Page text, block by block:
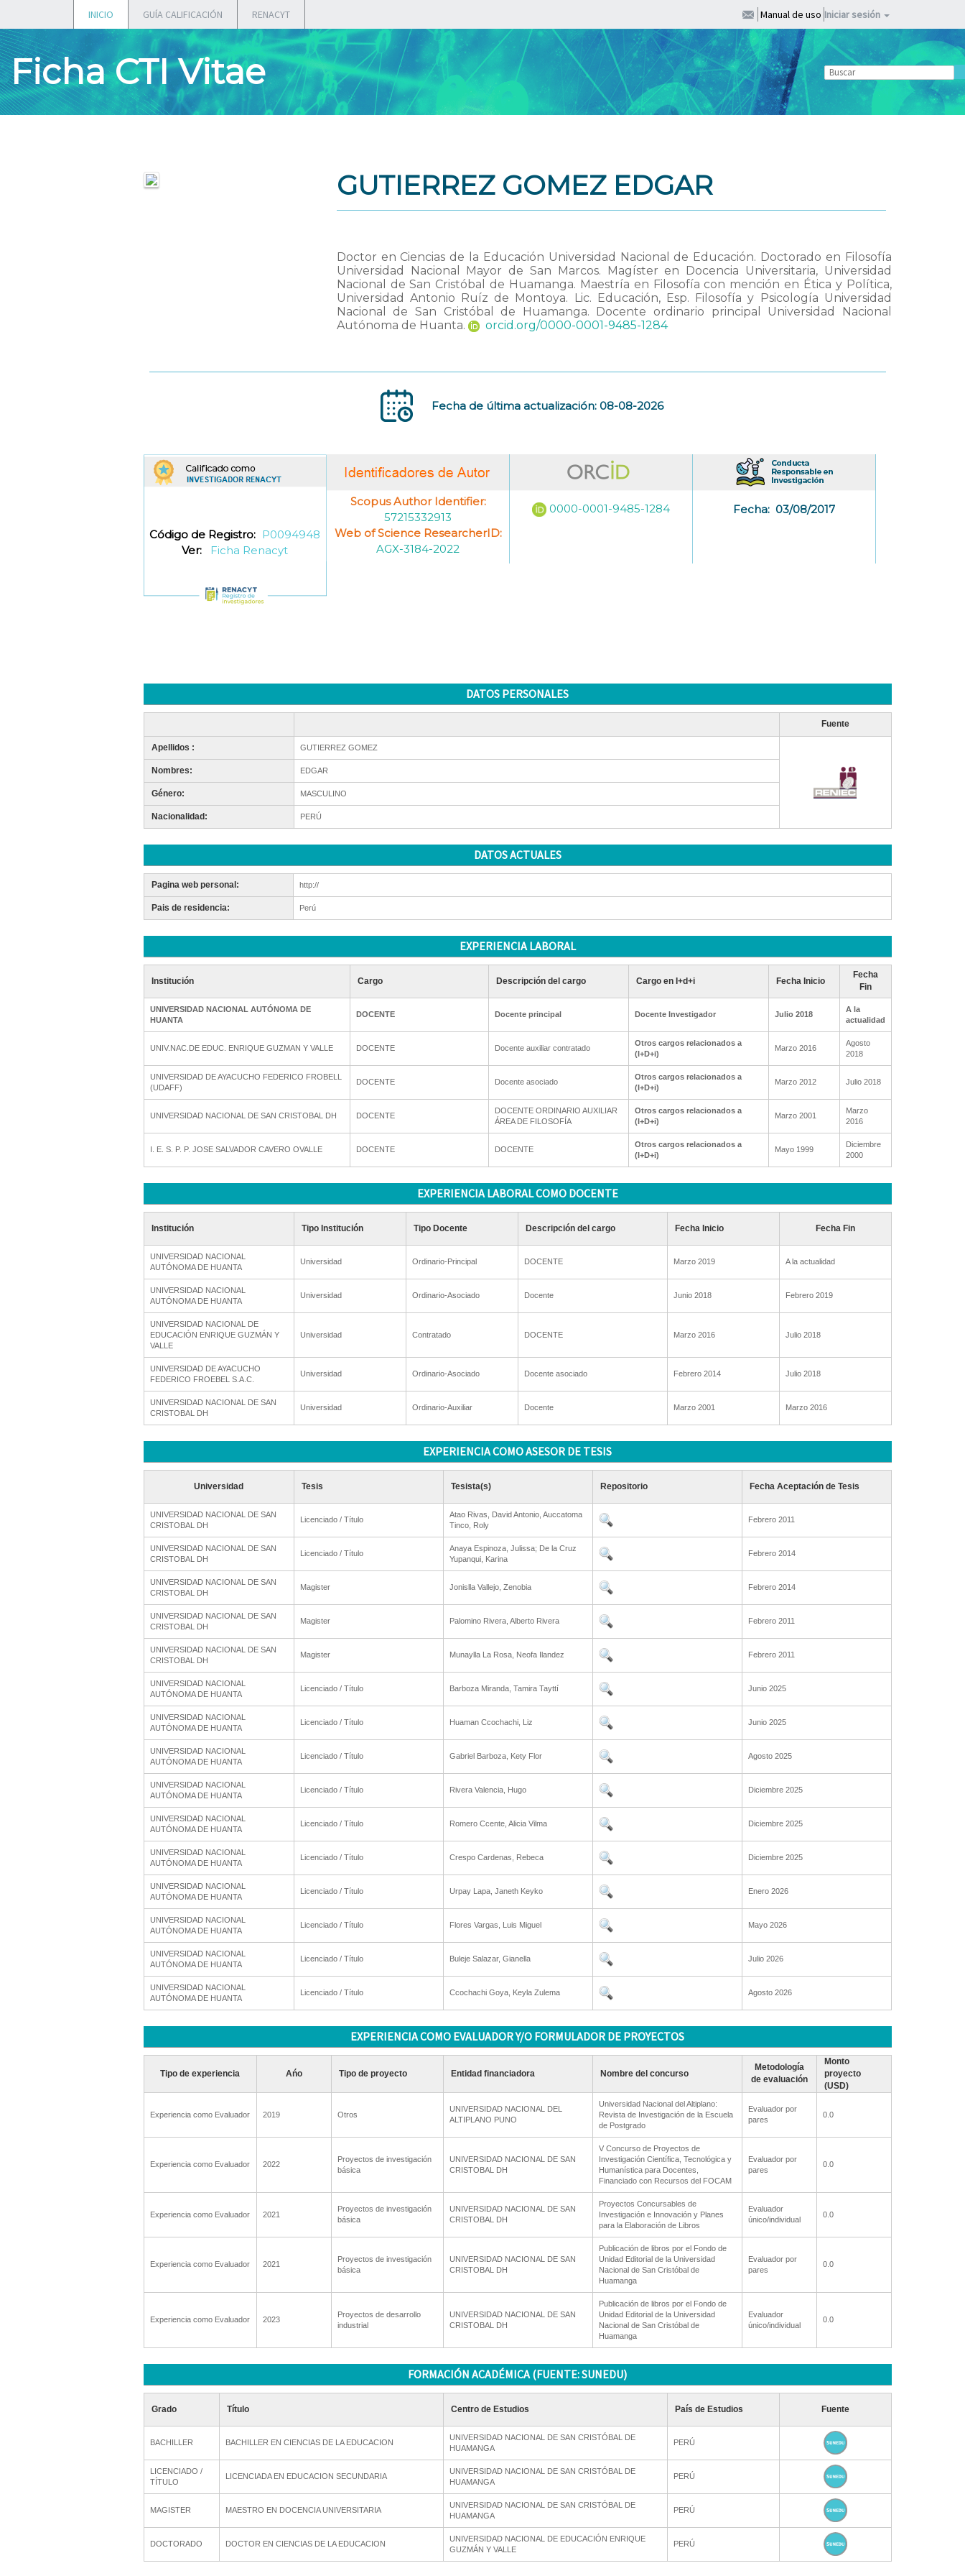
INICIO GUÍA CALIFICACIÓN RENACYT Manual de uso Iniciar sesión
Ficha CTI Vitae
GUTIERREZ GOMEZ EDGAR
Doctor en Ciencias de la Educación Universidad Nacional de Educación. Doctorado en Filosofía
Universidad Nacional Mayor de San Marcos. Magíster en Docencia Universitaria, Universidad
Nacional de San Cristóbal de Huamanga. Maestría en Filosofía con mención en Ética y Política,
Universidad Antonio Ruíz de Montoya. Lic. Educación, Esp. Filosofía y Psicología Universidad
Nacional de San Cristóbal de Huamanga. Docente ordinario principal Universidad Nacional
Autónoma de Huanta.
orcid.org/0000-0001-9485-1284
Fecha de última actualización: 08-08-2026
Código de Registro: P0094948
Ver:
Ficha Renacyt
Scopus Author Identifier:
57215332913
Web of Science ResearcherID:
AGX-3184-2022
0000-0001-9485-1284 Fecha: 03/08/2017
DATOS PERSONALES
Fuente
Apellidos : GUTIERREZ GOMEZ
Nombres: EDGAR
Género: MASCULINO
Nacionalidad: PERÚ
DATOS ACTUALES
Pagina web personal: http://
Pais de residencia: Perú
EXPERIENCIA LABORAL
Institución Cargo Descripción del cargo Cargo en I+d+i Fecha Inicio
Fecha
Fin
UNIVERSIDAD NACIONAL AUTÓNOMA DE
HUANTA
DOCENTE Docente principal Docente Investigador Julio 2018
A la
actualidad
UNIV.NAC.DE EDUC. ENRIQUE GUZMAN Y VALLE DOCENTE Docente auxiliar contratado
Otros cargos relacionados a
(I+D+i)
Marzo 2016
Agosto
2018
UNIVERSIDAD DE AYACUCHO FEDERICO FROBELL
(UDAFF)
DOCENTE Docente asociado
Otros cargos relacionados a
(I+D+i)
Marzo 2012 Julio 2018
UNIVERSIDAD NACIONAL DE SAN CRISTOBAL DH DOCENTE
DOCENTE ORDINARIO AUXILIAR
ÁREA DE FILOSOFÍA
Otros cargos relacionados a
(I+D+i)
Marzo 2001
Marzo
2016
I. E. S. P. P. JOSE SALVADOR CAVERO OVALLE DOCENTE DOCENTE
Otros cargos relacionados a
(I+D+i)
Mayo 1999
Diciembre
2000
EXPERIENCIA LABORAL COMO DOCENTE
Institución Tipo Institución Tipo Docente Descripción del cargo Fecha Inicio Fecha Fin
UNIVERSIDAD NACIONAL
AUTÓNOMA DE HUANTA
Universidad Ordinario-Principal DOCENTE Marzo 2019 A la actualidad
UNIVERSIDAD NACIONAL
AUTÓNOMA DE HUANTA
Universidad Ordinario-Asociado Docente Junio 2018 Febrero 2019
UNIVERSIDAD NACIONAL DE
EDUCACIÓN ENRIQUE GUZMÁN Y
VALLE
Universidad Contratado DOCENTE Marzo 2016 Julio 2018
UNIVERSIDAD DE AYACUCHO
FEDERICO FROEBEL S.A.C.
Universidad Ordinario-Asociado Docente asociado Febrero 2014 Julio 2018
UNIVERSIDAD NACIONAL DE SAN
CRISTOBAL DH
Universidad Ordinario-Auxiliar Docente Marzo 2001 Marzo 2016
EXPERIENCIA COMO ASESOR DE TESIS
Universidad Tesis Tesista(s) Repositorio Fecha Aceptación de Tesis
UNIVERSIDAD NACIONAL DE SAN
CRISTOBAL DH
Licenciado / Título
Atao Rivas, David Antonio, Auccatoma
Tinco, Roly
Febrero 2011
UNIVERSIDAD NACIONAL DE SAN
CRISTOBAL DH
Licenciado / Título
Anaya Espinoza, Julissa; De la Cruz
Yupanqui, Karina
Febrero 2014
UNIVERSIDAD NACIONAL DE SAN
CRISTOBAL DH
Magister Jonislla Vallejo, Zenobia Febrero 2014
UNIVERSIDAD NACIONAL DE SAN
CRISTOBAL DH
Magister Palomino Rivera, Alberto Rivera Febrero 2011
UNIVERSIDAD NACIONAL DE SAN
CRISTOBAL DH
Magister Munaylla La Rosa, Neofa Ilandez Febrero 2011
UNIVERSIDAD NACIONAL
AUTÓNOMA DE HUANTA
Licenciado / Título Barboza Miranda, Tamira Tayttí Junio 2025
UNIVERSIDAD NACIONAL
AUTÓNOMA DE HUANTA
Licenciado / Título Huaman Ccochachi, Liz Junio 2025
UNIVERSIDAD NACIONAL
AUTÓNOMA DE HUANTA
Licenciado / Título Gabriel Barboza, Kety Flor Agosto 2025
UNIVERSIDAD NACIONAL
AUTÓNOMA DE HUANTA
Licenciado / Título Rivera Valencia, Hugo Diciembre 2025
UNIVERSIDAD NACIONAL
AUTÓNOMA DE HUANTA
Licenciado / Título Romero Ccente, Alicia Vilma Diciembre 2025
UNIVERSIDAD NACIONAL
AUTÓNOMA DE HUANTA
Licenciado / Título Crespo Cardenas, Rebeca Diciembre 2025
UNIVERSIDAD NACIONAL
AUTÓNOMA DE HUANTA
Licenciado / Título Urpay Lapa, Janeth Keyko Enero 2026
UNIVERSIDAD NACIONAL
AUTÓNOMA DE HUANTA
Licenciado / Título Flores Vargas, Luis Miguel Mayo 2026
UNIVERSIDAD NACIONAL
AUTÓNOMA DE HUANTA
Licenciado / Título Buleje Salazar, Gianella Julio 2026
UNIVERSIDAD NACIONAL
AUTÓNOMA DE HUANTA
Licenciado / Título Ccochachi Goya, Keyla Zulema Agosto 2026
EXPERIENCIA COMO EVALUADOR Y/O FORMULADOR DE PROYECTOS
Tipo de experiencia Ańo Tipo de proyecto Entidad financiadora Nombre del concurso
Metodología
de evaluación
Monto
proyecto
(USD)
Experiencia como Evaluador 2019 Otros
UNIVERSIDAD NACIONAL DEL
ALTIPLANO PUNO
Universidad Nacional del Altiplano:
Revista de Investigación de la Escuela
de Postgrado
Evaluador por
pares
0.0
Experiencia como Evaluador 2022
Proyectos de investigación
básica
UNIVERSIDAD NACIONAL DE SAN
CRISTOBAL DH
V Concurso de Proyectos de
Investigación Científica, Tecnológica y
Humanística para Docentes,
Financiado con Recursos del FOCAM
Evaluador por
pares
0.0
Experiencia como Evaluador 2021
Proyectos de investigación
básica
UNIVERSIDAD NACIONAL DE SAN
CRISTOBAL DH
Proyectos Concursables de
Investigación e Innovación y Planes
para la Elaboración de Libros
Evaluador
único/individual
0.0
Experiencia como Evaluador 2021
Proyectos de investigación
básica
UNIVERSIDAD NACIONAL DE SAN
CRISTOBAL DH
Publicación de libros por el Fondo de
Unidad Editorial de la Universidad
Nacional de San Cristóbal de
Huamanga
Evaluador por
pares
0.0
Experiencia como Evaluador 2023
Proyectos de desarrollo
industrial
UNIVERSIDAD NACIONAL DE SAN
CRISTOBAL DH
Publicación de libros por el Fondo de
Unidad Editorial de la Universidad
Nacional de San Cristóbal de
Huamanga
Evaluador
único/individual
0.0
FORMACIÓN ACADÉMICA (FUENTE: SUNEDU)
Grado Título Centro de Estudios País de Estudios Fuente
BACHILLER BACHILLER EN CIENCIAS DE LA EDUCACION
UNIVERSIDAD NACIONAL DE SAN CRISTÓBAL DE
HUAMANGA
PERÚ
LICENCIADO /
TÍTULO
LICENCIADA EN EDUCACION SECUNDARIA
UNIVERSIDAD NACIONAL DE SAN CRISTÓBAL DE
HUAMANGA
PERÚ
MAGISTER MAESTRO EN DOCENCIA UNIVERSITARIA
UNIVERSIDAD NACIONAL DE SAN CRISTÓBAL DE
HUAMANGA
PERÚ
DOCTORADO DOCTOR EN CIENCIAS DE LA EDUCACION
UNIVERSIDAD NACIONAL DE EDUCACIÓN ENRIQUE
GUZMÁN Y VALLE
PERÚ